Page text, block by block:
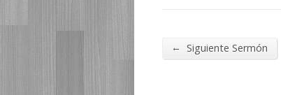
← Siguiente Sermón